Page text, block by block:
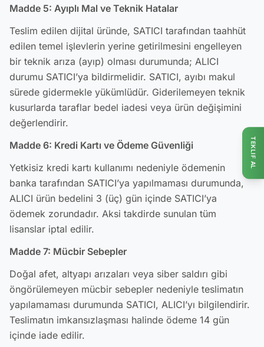
Madde 5: Ayıplı Mal ve Teknik Hatalar
Teslim edilen dijital üründe, SATICI tarafından taahhüt
edilen temel işlevlerin yerine getirilmesini engelleyen
bir teknik arıza (ayıp) olması durumunda; ALICI
durumu SATICI’ya bildirmelidir. SATICI, ayıbı makul
sürede gidermekle yükümlüdür. Giderilemeyen teknik
kusurlarda taraflar bedel iadesi veya ürün değişimini
değerlendirir.
Madde 6: Kredi Kartı ve Ödeme Güvenliği
Yetkisiz kredi kartı kullanımı nedeniyle ödemenin
banka tarafından SATICI’ya yapılmaması durumunda,
ALICI ürün bedelini 3 (üç) gün içinde SATICI’ya
ödemek zorundadır. Aksi takdirde sunulan tüm
lisanslar iptal edilir.
Madde 7: Mücbir Sebepler
Doğal afet, altyapı arızaları veya siber saldırı gibi
öngörülemeyen mücbir sebepler nedeniyle teslimatın
yapılamaması durumunda SATICI, ALICI’yı bilgilendirir.
Teslimatın imkansızlaşması halinde ödeme 14 gün
içinde iade edilir.
TEKLIF AL